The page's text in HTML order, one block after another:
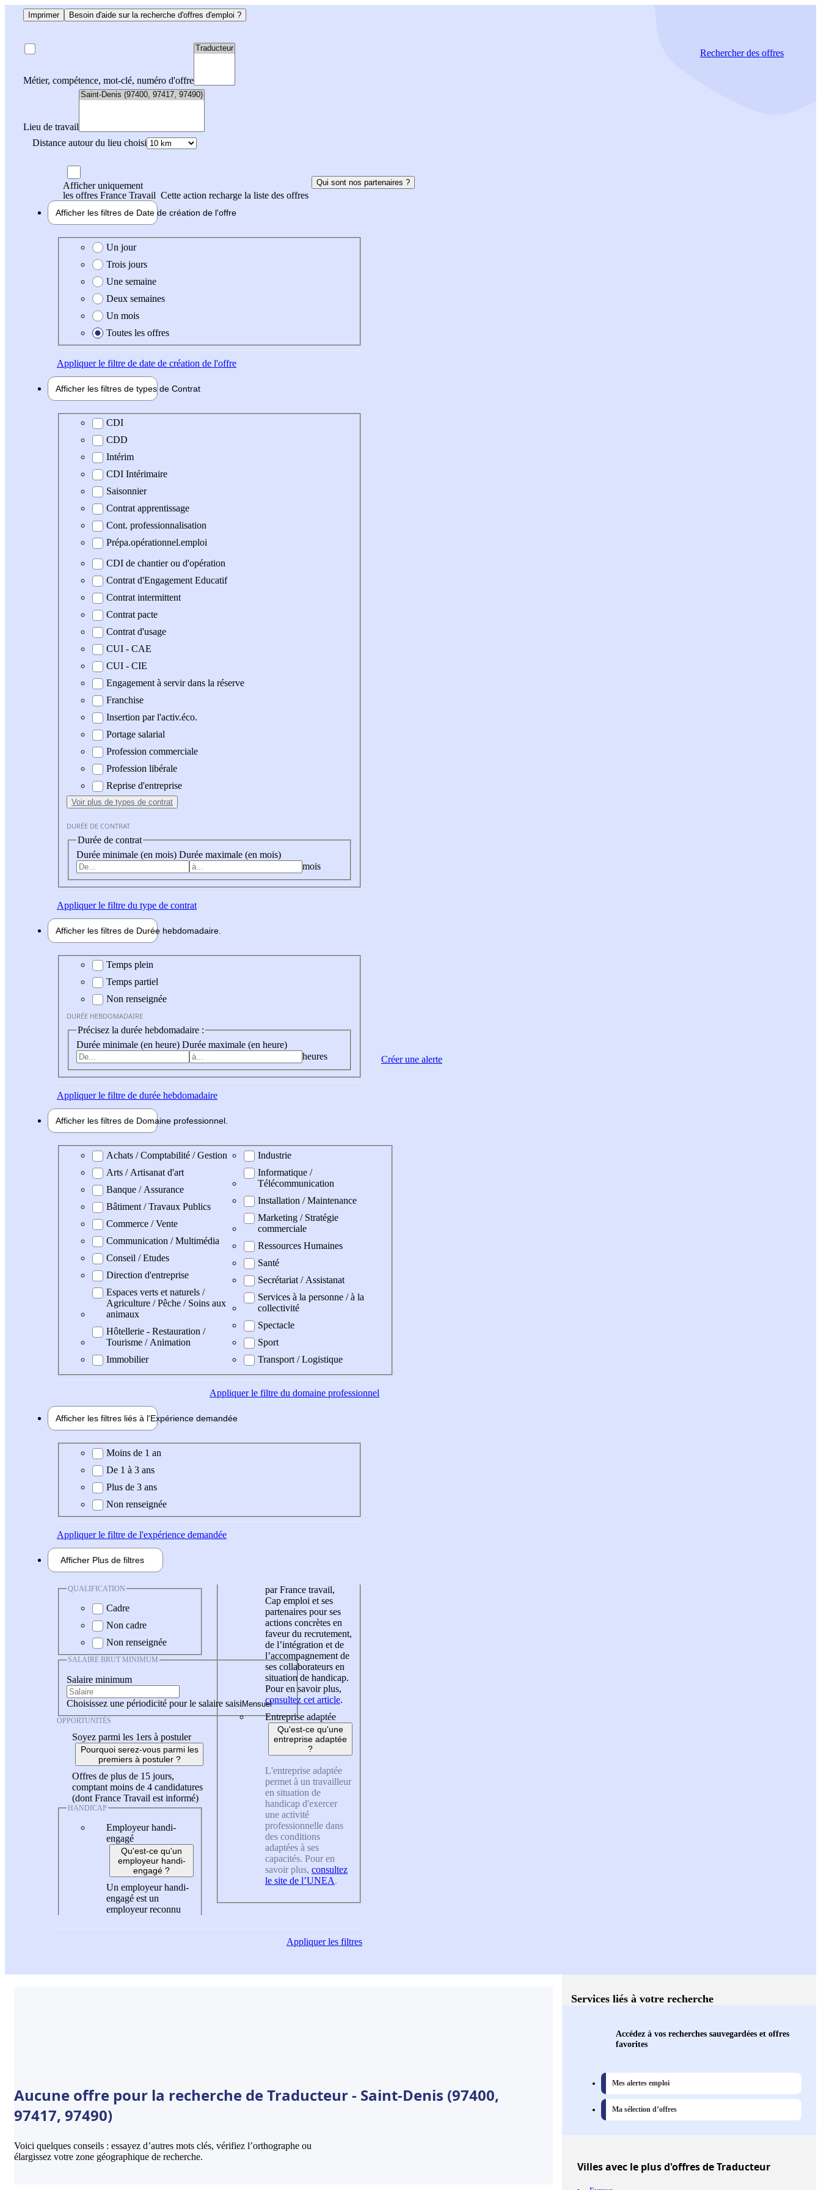
Imprimer Besoin d'aide sur la recherche d'offres d'emploi ?
Métier, compétence, mot-clé, numéro d'offre
Lieu de travail
Distance autour du lieu choisi
Rechercherdes offres
Afficher uniquement
les offres France Travail Cette action recharge la liste des offres
Qui sont nos partenaires ?
Afficher les filtres de Date de création de l'offre
Date de création de l'offre
Un jour
Trois jours
Une semaine
Deux semaines
Un mois
Toutes les offres
Appliquerle filtre de date de création de l'offre
Afficher les filtres de types de Contrat
Type de contrat
CDI
CDD
Intérim
CDI Intérimaire
Saisonnier
Contrat apprentissage
Cont. professionnalisation
Prépa.opérationnel.emploi
CDI de chantier ou d'opération
Contrat d'Engagement Educatif
Contrat intermittent
Contrat pacte
Contrat d'usage
CUI - CAE
CUI - CIE
Engagement à servir dans la réserve
Franchise
Insertion par l'activ.éco.
Portage salarial
Profession commerciale
Profession libérale
Reprise d'entreprise
Voir plus de types de contrat
DURÉE DE CONTRAT
Durée de contrat
Durée minimale (en mois) Durée maximale (en mois)
mois
Appliquerle filtre du type de contrat
Afficher les filtres de Durée hebdomadaire
Durée hebdomadaire
Temps plein
Temps partiel
Non renseignée
DURÉE HEBDOMADAIRE
Précisez la durée hebdomadaire :
Durée minimale (en heure) Durée maximale (en heure)
heures
Appliquerle filtre de durée hebdomadaire
Afficher les filtres de Domaine professionnel
Domaine professionel
Achats / Comptabilité / Gestion
Arts / Artisanat d'art
Banque / Assurance
Bâtiment / Travaux Publics
Commerce / Vente
Communication / Multimédia
Conseil / Etudes
Direction d'entreprise
Espaces verts et naturels /
Agriculture / Pêche / Soins aux
animaux
Hôtellerie - Restauration /
Tourisme / Animation
Immobilier
Industrie
Informatique /
Télécommunication
Installation / Maintenance
Marketing / Stratégie
commerciale
Ressources Humaines
Santé
Secrétariat / Assistanat
Services à la personne / à la
collectivité
Spectacle
Sport
Transport / Logistique
Appliquerle filtre du domaine professionnel
Afficher les filtres liés à l'Expérience demandée
Expérience demandée
Moins de 1 an
De 1 à 3 ans
Plus de 3 ans
Non renseignée
Appliquerle filtre de l'expérience demandée
Afficher Plus de filtres
QUALIFICATION
Cadre
Non cadre
Non renseignée
SALAIRE BRUT MINIMUM
Salaire minimum
Choisissez une périodicité pour le salaire saisi
OPPORTUNITÉS
Soyez parmi les 1ers à postuler
Pourquoi serez-vous parmi les
premiers à postuler ?
Offres de plus de 15 jours,
comptant moins de 4 candidatures
(dont France Travail est informé)
HANDICAP
Employeur handi-
engagé
Qu'est-ce qu'un
employeur handi-
engagé ?
Un employeur handi-
engagé est un
employeur reconnu
par France travail,
Cap emploi et ses
partenaires pour ses
actions concrètes en
faveur du recrutement,
de l’intégration et de
l’accompagnement de
ses collaborateurs en
situation de handicap.
Pour en savoir plus,
consultez cet article.
Entreprise adaptée
Qu'est-ce qu'une
entreprise adaptée
?
L'entreprise adaptée
permet à un travailleur
en situation de
handicap d'exercer
une activité
professionnelle dans
des conditions
adaptées à ses
capacités. Pour en
savoir plus, consultez
le site de l’UNEA.
Appliquerles filtres
Créer une alerte
Aucune offre pour la recherche de Traducteur - Saint-Denis (97400,
97417, 97490)
Voici quelques conseils : essayez d’autres mots clés, vérifiez l’orthographe ou
élargissez votre zone géographique de recherche.
Services liés à votre recherche
Accédez à vos recherches sauvegardées et offres
favorites
Mes alertes emploi
Ma sélection d’offres
Villesavec le plus d'offres de Traducteur